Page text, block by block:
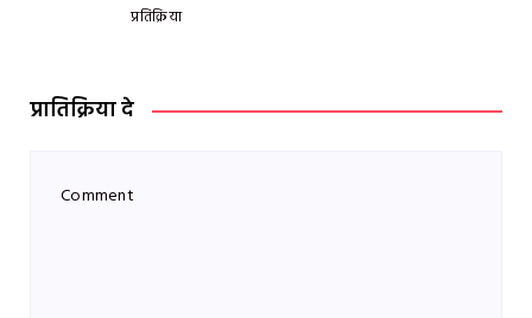
प्रतिक्रिया
प्रातिक्रिया दे